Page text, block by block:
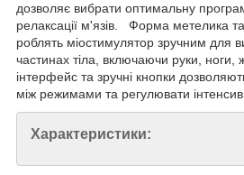
дозволяє вибрати оптимальну
релаксації м'язів. Форма метелика та
роблять міостимулятор зручним для
частинах тіла, включаючи руки, ноги,
інтерфейс та зручні кнопки
між режимами та регулювати
Характеристики: